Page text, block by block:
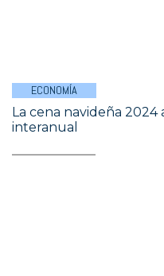
ECONOMÍA
La cena navideña 2024
interanual